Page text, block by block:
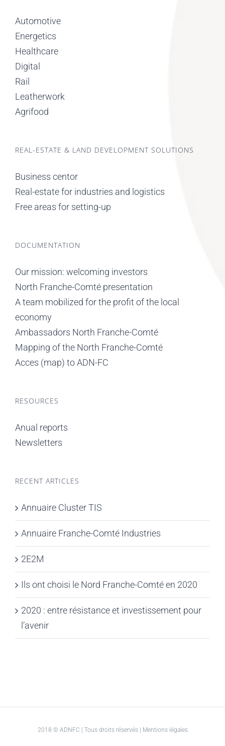
Automotive
Energetics
Healthcare
Digital
Rail
Leatherwork
Agrifood
REAL-ESTATE & LAND DEVELOPMENT SOLUTIONS
Business centor
Real-estate for industries and logistics
Free areas for setting-up
DOCUMENTATION
Our mission: welcoming investors
North Franche-Comté presentation
A team mobilized for the profit of the local
economy
Ambassadors North Franche-Comté
Mapping of the North Franche-Comté
Acces (map) to ADN-FC
RESOURCES
Anual reports
Newsletters
RECENT ARTICLES
Annuaire Cluster TIS
Annuaire Franche-Comté Industries
2E2M
Ils ont choisi le Nord Franche-Comté en 2020
2020 : entre résistance et investissement pour
l’avenir
2018 © ADNFC | Tous droits réservés | Mentions légales